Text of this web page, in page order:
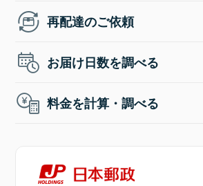
再配達のご依頼
お届け日数を調べる
料金を計算・調べる